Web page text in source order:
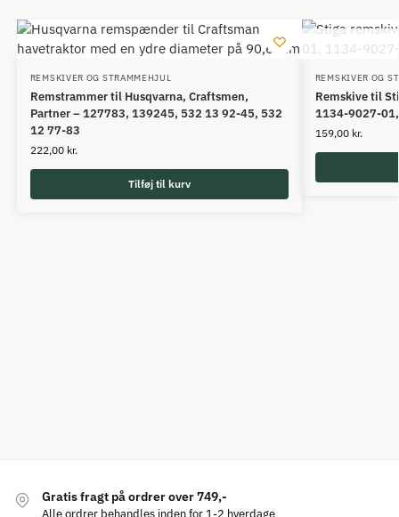
REMSKIVER OG STRAMMEHJUL
Remstrammer til Husqvarna, Craftsmen,
Partner – 127783, 139245, 532 13 92-45, 532
12 77-83
222,00 kr.
Tilføj til kurv
REMSKIVER OG
Remskive til
1134-9027-
159,00 kr.
Gratis fragt på ordrer over 749,-
Alle ordrer behandles inden for 1-2 hverdage